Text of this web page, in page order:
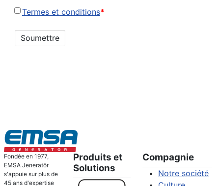
Termes et conditions*
Soumettre
Fondée en 1977,
EMSA Jeneratör
s'appuie sur plus de
45 ans d'expertise
Produits et
Solutions
Compagnie
Notre société